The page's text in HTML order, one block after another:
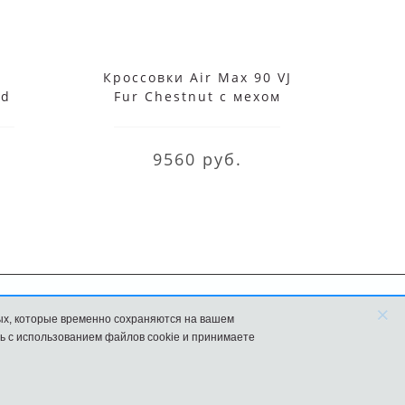
Кроссовки Air Max 90 VJ
Fur Chestnut с мехом
9560 руб.
FAQ Новости
которые временно сохраняются на вашем
с использованием файлов cookie и принимаете
×